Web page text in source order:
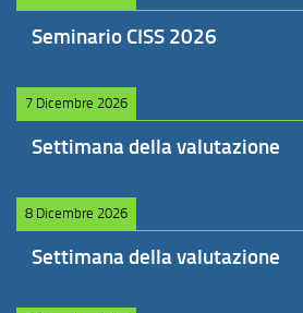
Seminario CISS 2026
7 Dicembre 2026
Settimana della valutazione
8 Dicembre 2026
Settimana della valutazione